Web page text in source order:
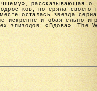
рассказывающая о
потеряла своего
осталась звезда
искренне и обаятельно
эпизодов. «Вдова». The